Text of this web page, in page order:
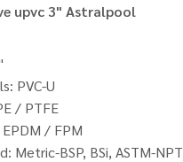
upvc 3" Astralpool
PVC-U
/ PTFE
/ FPM
Metric-BSP, BSi, ASTM-NPT